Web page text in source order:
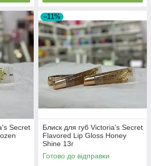
Secret
–11%
Блиск для губ Victoria's Secret
Flavored Lip Gloss Honey
Shine 13г
Готово до відправки